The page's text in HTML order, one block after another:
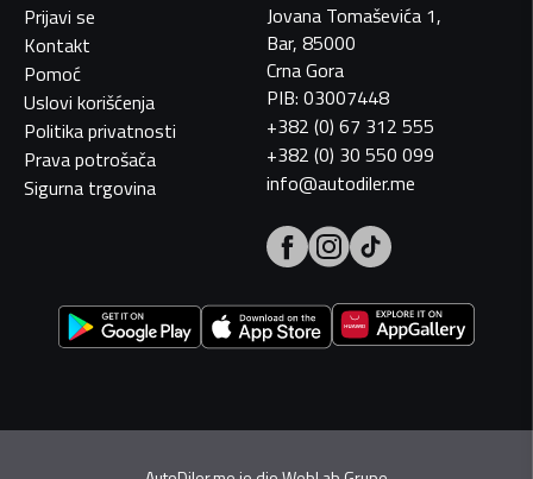
Prijavi se
Kontakt
Pomoć
Uslovi korišćenja
Politika privatnosti
Prava potrošača
Sigurna trgovina
Jovana Tomaševića 1,
Bar, 85000
Crna Gora
PIB: 03007448
+382 (0) 67 312 555
+382 (0) 30 550 099
info@autodiler.me